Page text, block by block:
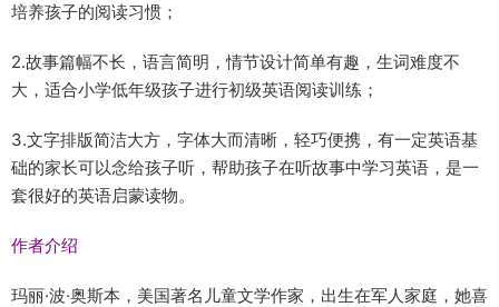
培养孩子的阅读习惯；
2.故事篇幅不长，语言简明，情节设计简单有趣，生词难度不
大，适合小学低年级孩子进行初级英语阅读训练；
3.文字排版简洁大方，字体大而清晰，轻巧便携，有一定英语基
础的家长可以念给孩子听，帮助孩子在听故事中学习英语，是一
套很好的英语启蒙读物。
作者介绍
玛丽·波·奥斯本，美国著名儿童文学作家，出生在军人家庭，她喜